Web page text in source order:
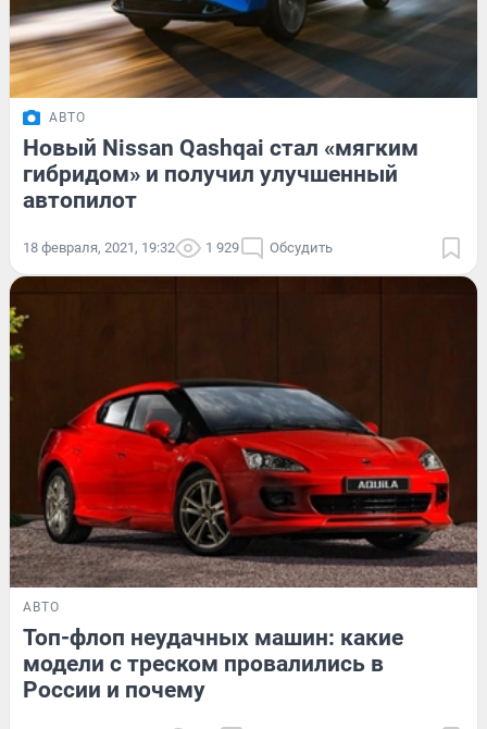
АВТО
Новый Nissan Qashqai стал «мягким
гибридом» и получил улучшенный
автопилот
18 февраля, 2021, 19:32 1 929 Обсудить
АВТО
Топ-флоп неудачных машин: какие
модели с треском провалились в
России и почему